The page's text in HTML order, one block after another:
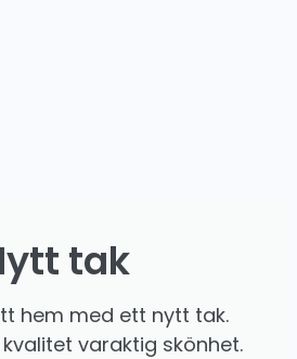
tak
hem med ett nytt tak.
varaktig skönhet.